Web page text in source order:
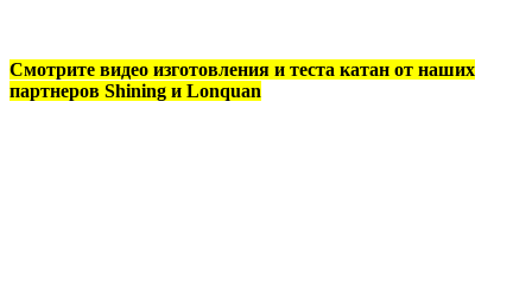
Смотрите видео изготовления и теста катан от наших
партнеров Shining и Lonquan